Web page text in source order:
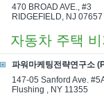
470 BROAD AVE., #3
RIDGEFIELD, NJ 07657
자동차 주택
파워마케팅전략연구소
147-05 Sanford Ave.
Flushing , NY 11355